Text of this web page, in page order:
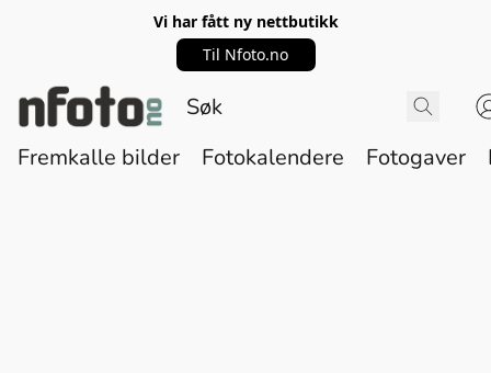
Vi har fått ny nettbutikk
Til Nfoto.no
Fremkalle bilder Fotokalendere Fotogaver